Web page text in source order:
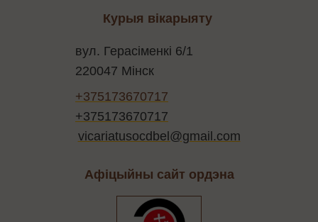
вул. Герасіменкі 6/1
220047 Мінск
Афіцыйны сайт ордэна
+375173670717
+375173670717
vicariatusocdbel@gmail.com
Курыя вікарыяту